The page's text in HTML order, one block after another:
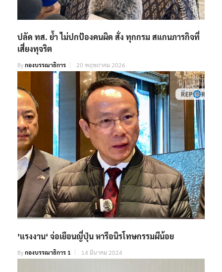
ปลัด ทส. ย้ำ ไม่ปกป้องคนผิด สั่ง ทุกกรม สแกนภารกิจที่
เสี่ยงทุจริต
Byกองบรรณาธิการ 20 พฤษภาคม 2026
’แรงงาน‘ จ่อเยือนญี่ปุ่น หารือนิรโทษกรรมผีน้อย
Byกองบรรณาธิการ 1 14 มีนาคม 2024